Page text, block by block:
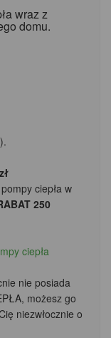
wraz z
domu.
ciepła w
250
ciepła
nie posiada
możesz go
niezwłocznie o